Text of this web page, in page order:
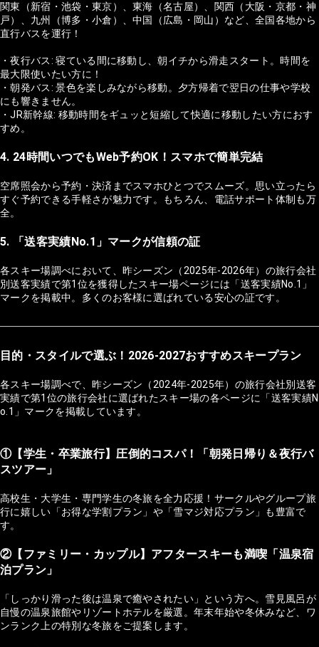
関東（新宿・池袋・東京）、東海（名古屋）、関西（大阪・京都・神
戸）、九州（博多・小倉）、中国（広島・岡山）など、全国各地から
直行バスを運行！
・夜行バス: 寝ている間に移動し、朝イチから滑走スタート。時間を
最大限使いたい方に！
・朝発バス: 景色を楽しみながら移動。夕方帰着で翌日の仕事や学校
にも響きません。
・JR新幹線: 移動時間をギュッと短縮して快適に移動したい方におす
すめ。
4. 24時間いつでもWeb予約OK！スマホで簡単完結
空席照会から予約・決済までスマホひとつでスムーズ。思い立ったら
すぐ予約できる手軽さが魅力です。もちろん、電話サポート体制も万
全。
5. 「送客実績No.1」マークが信頼の証
各スキー場調べにおいて、昨シーズン（2025年-2026年）の旅行会社
別送客実績で第1位を獲得したスキー場ページには「送客実績No.1」
マークを掲載中。多くのお客様に選ばれている安心の証です。
目的・スタイルで選ぶ！2026-2027おすすめスキープラン
各スキー場調べで、昨シーズン（2024年-2025年）の旅行会社別送客
実績で第1位の旅行会社に選ばれたスキー場の各ページに「送客実績N
o.1」マークを掲載しています。
①【学生・卒業旅行】圧倒的コスパ！「朝発日帰り＆夜行バ
スツアー」
高校生・大学生・専門学生の冬旅を全力応援！サークルやグループ旅
行に嬉しい「お得な学割プラン」や「雪マジ対応プラン」も豊富で
す。
②【ファミリー・カップル】アフタースキーも満喫「温泉宿
泊プラン」
「しっかり滑った後は温泉で癒やされたい」という方へ。雪見風呂が
自慢の温泉旅館やリゾートホテルを厳選。年末年始や冬休みなど、ワ
ンランク上の特別な冬旅をご提案します。